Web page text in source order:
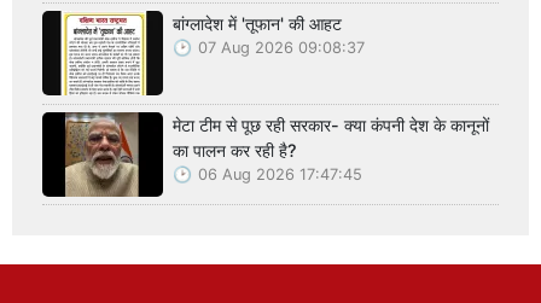
बांग्लादेश में 'तूफान' की आहट
07 Aug 2026 09:08:37
मेटा टीम से पूछ रही सरकार- क्या कंपनी देश के कानूनों
का पालन कर रही है?
06 Aug 2026 17:47:45